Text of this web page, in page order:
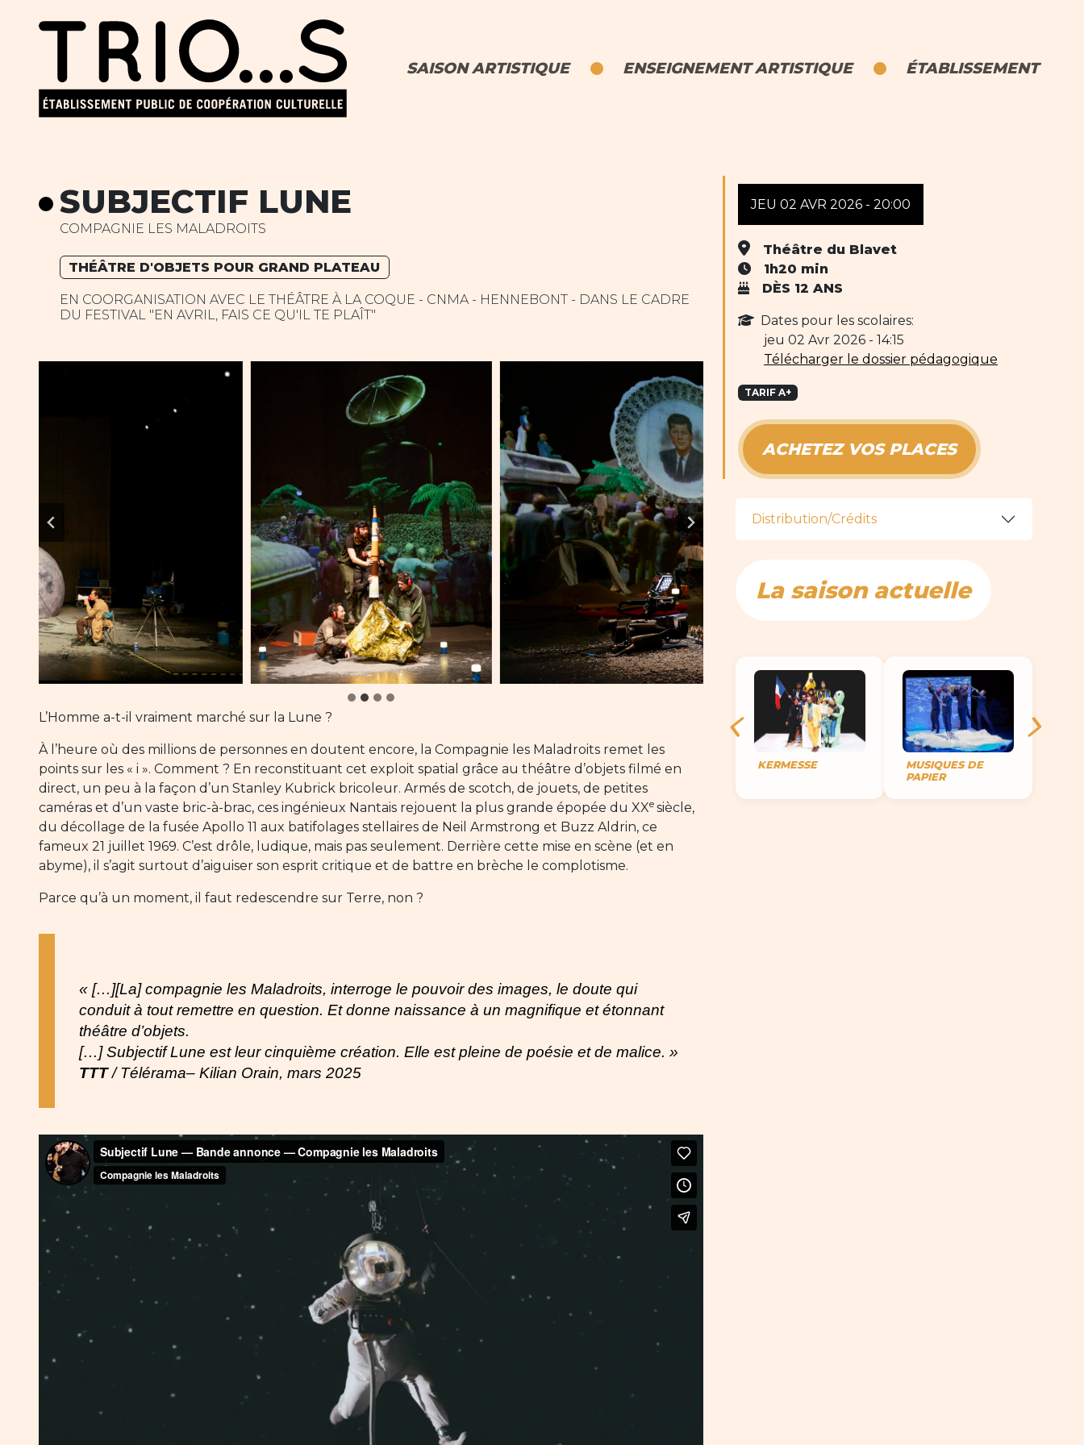
SAISON ARTISTIQUE ENSEIGNEMENT ARTISTIQUE ÉTABLISSEMENT
SUBJECTIF LUNE
COMPAGNIE LES MALADROITS
THÉÂTRE D'OBJETS POUR GRAND PLATEAU
EN COORGANISATION AVEC LE THÉÂTRE À LA COQUE - CNMA - HENNEBONT - DANS LE CADRE
DU FESTIVAL "EN AVRIL, FAIS CE QU'IL TE PLAÎT"
L’Homme a-t-il vraiment marché sur la Lune ?
À l’heure où des millions de personnes en doutent encore, la Compagnie les Maladroits remet les
points sur les « i ». Comment ? En reconstituant cet exploit spatial grâce au théâtre d’objets filmé en
direct, un peu à la façon d’un Stanley Kubrick bricoleur. Armés de scotch, de jouets, de petites
caméras et d’un vaste bric-à-brac, ces ingénieux Nantais rejouent la plus grande épopée du XXe siècle,
du décollage de la fusée Apollo 11 aux batifolages stellaires de Neil Armstrong et Buzz Aldrin, ce
fameux 21 juillet 1969. C’est drôle, ludique, mais pas seulement. Derrière cette mise en scène (et en
abyme), il s’agit surtout d’aiguiser son esprit critique et de battre en brèche le complotisme.
Parce qu’à un moment, il faut redescendre sur Terre, non ?
« […][La] compagnie les Maladroits, interroge le pouvoir des images, le doute qui
conduit à tout remettre en question. Et donne naissance à un magnifique et étonnant
théâtre d’objets.
[…] Subjectif Lune est leur cinquième création. Elle est pleine de poésie et de malice. »
TTT/ Télérama– Kilian Orain, mars 2025
JEU 02 AVR 2026 - 20:00
Théâtre du Blavet
1h20 min
DÈS 12 ANS
Dates pour les scolaires:
jeu 02 Avr 2026 - 14:15
Télécharger le dossier pédagogique
TARIF A+
ACHETEZ VOS PLACES
Distribution/Crédits
La saison actuelle
KERMESSE
MUSIQUES DE
PAPIER